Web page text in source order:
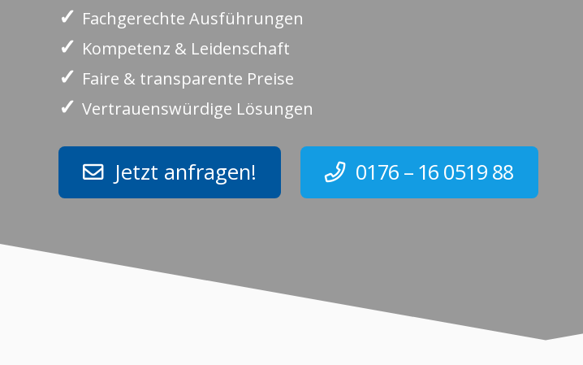
✓ Fachgerechte Ausführungen
✓ Kompetenz & Leidenschaft
✓ Faire & transparente Preise
✓ Vertrauenswürdige Lösungen
Jetzt anfragen! 0176 – 16 0519 88